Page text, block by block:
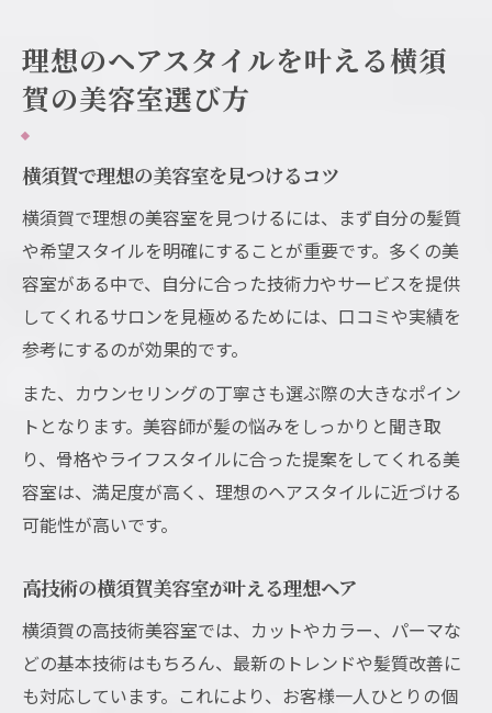
理想のヘアスタイルを叶える横須
賀の美容室選び方
横須賀で理想の美容室を見つけるコツ
横須賀で理想の美容室を見つけるには、まず自分の髪質
や希望スタイルを明確にすることが重要です。多くの美
容室がある中で、自分に合った技術力やサービスを提供
してくれるサロンを見極めるためには、口コミや実績を
参考にするのが効果的です。
また、カウンセリングの丁寧さも選ぶ際の大きなポイン
トとなります。美容師が髪の悩みをしっかりと聞き取
り、骨格やライフスタイルに合った提案をしてくれる美
容室は、満足度が高く、理想のヘアスタイルに近づける
可能性が高いです。
高技術の横須賀美容室が叶える理想ヘア
横須賀の高技術美容室では、カットやカラー、パーマな
どの基本技術はもちろん、最新のトレンドや髪質改善に
も対応しています。これにより、お客様一人ひとりの個